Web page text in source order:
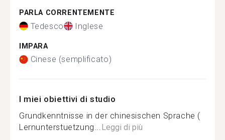
PARLA CORRENTEMENTE
Tedesco Inglese
IMPARA
Cinese (semplificato)
I miei obiettivi di studio
Grundkenntnisse in der chinesischen Sprache (
Lernunterstuetzung...Leggi di più